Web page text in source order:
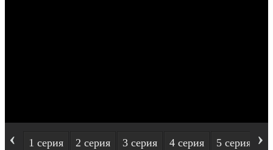
‹ 1 серия 2 серия 3 серия 4 серия 5 серия ›